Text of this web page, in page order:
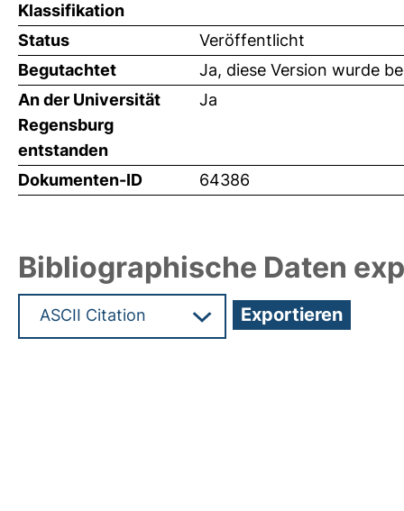
Klassifikation
Status
Veröffentlicht
Begutachtet
Ja, diese Version wurde
An der Universität
Regensburg
entstanden
Ja
Dokumenten-ID 64386
Bibliographische Daten